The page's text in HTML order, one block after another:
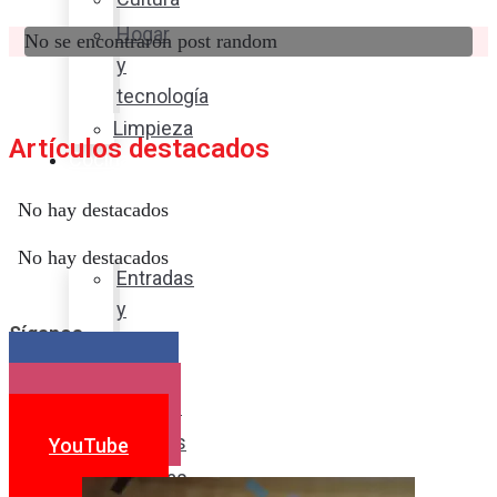
Hogar
y
tecnología
Limpieza
Cocina
sabor
Entradas
y
Postres
Bebidas
No se encontraron post random
Artículos destacados
No hay destacados
No hay destacados
Síganos
YouTube